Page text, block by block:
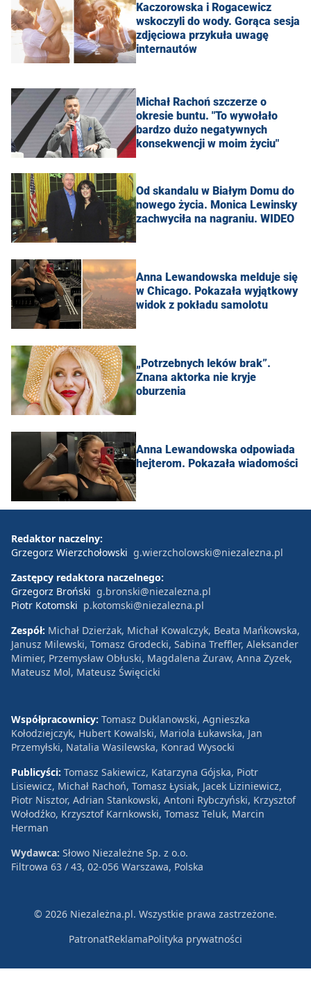
Kaczorowska i Rogacewicz
wskoczyli do wody. Gorąca sesja
zdjęciowa przykuła uwagę
internautów
Michał Rachoń szczerze o
okresie buntu. "To wywołało
bardzo dużo negatywnych
konsekwencji w moim życiu"
Od skandalu w Białym Domu do
nowego życia. Monica Lewinsky
zachwyciła na nagraniu. WIDEO
Anna Lewandowska melduje się
w Chicago. Pokazała wyjątkowy
widok z pokładu samolotu
„Potrzebnych leków brak”.
Znana aktorka nie kryje
oburzenia
Anna Lewandowska odpowiada
hejterom. Pokazała wiadomości
Redaktor naczelny:
Grzegorz Wierzchołowski g.wierzcholowski@niezalezna.pl
Zastępcy redaktora naczelnego:
Grzegorz Broński g.bronski@niezalezna.pl
Piotr Kotomski p.kotomski@niezalezna.pl
Zespół: Michał Dzierżak, Michał Kowalczyk, Beata Mańkowska,
Janusz Milewski, Tomasz Grodecki, Sabina Treffler, Aleksander
Mimier, Przemysław Obłuski, Magdalena Żuraw, Anna Zyzek,
Mateusz Mol, Mateusz Święcicki
Współpracownicy: Tomasz Duklanowski, Agnieszka
Kołodziejczyk, Hubert Kowalski, Mariola Łukawska, Jan
Przemyłski, Natalia Wasilewska, Konrad Wysocki
Publicyści: Tomasz Sakiewicz, Katarzyna Gójska, Piotr
Lisiewicz, Michał Rachoń, Tomasz Łysiak, Jacek Liziniewicz,
Piotr Nisztor, Adrian Stankowski, Antoni Rybczyński, Krzysztof
Wołodźko, Krzysztof Karnkowski, Tomasz Teluk, Marcin
Herman
Wydawca: Słowo Niezależne Sp. z o.o.
Filtrowa 63 / 43, 02-056 Warszawa, Polska
© 2026 Niezależna.pl. Wszystkie prawa zastrzeżone.
PatronatReklamaPolityka prywatności